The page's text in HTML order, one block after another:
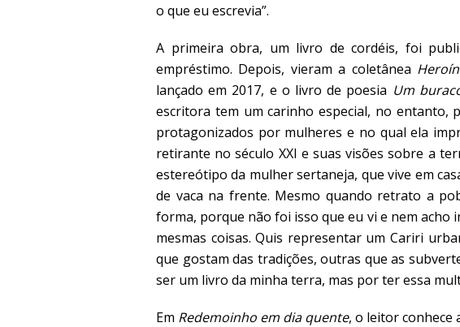
o que eu escrevia”.
A primeira obra, um livro de cordéis, foi
empréstimo. Depois, vieram a coletânea
lançado em 2017, e o livro de poesia Um
escritora tem um carinho especial, no entanto,
protagonizados por mulheres e no qual ela
retirante no século XXI e suas visões sobre a
estereótipo da mulher sertaneja, que vive em
de vaca na frente. Mesmo quando retrato a
forma, porque não foi isso que eu vi e nem
mesmas coisas. Quis representar um Cariri
que gostam das tradições, outras que as
ser um livro da minha terra, mas por ter essa
Em Redemoinho em dia quente, o leitor conhece